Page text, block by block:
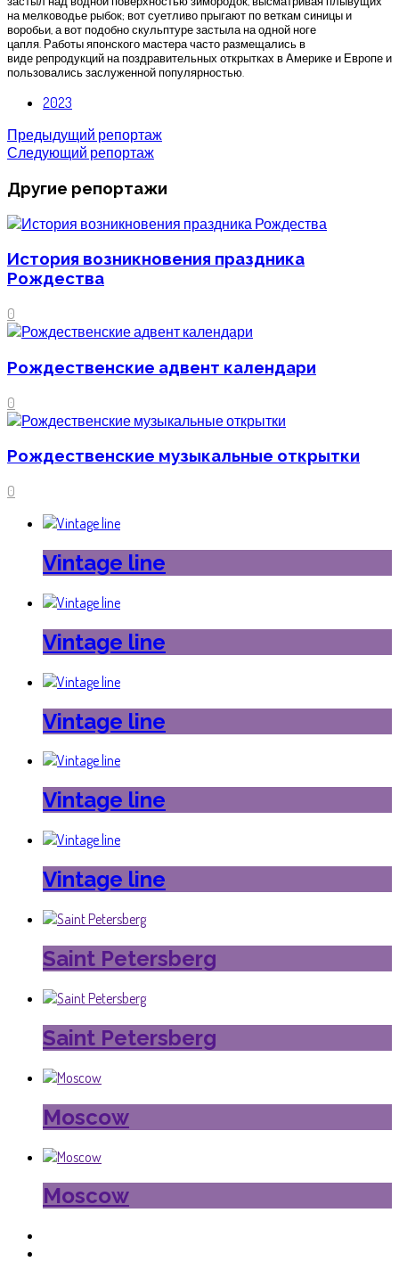
на мелководье рыбок; вот суетливо прыгают по веткам синицы и
воробьи, а вот подобно скульптуре застыла на одной ноге
цапля. Работы японского мастера часто размещались в
виде репродукций на поздравительных открытках в Америке и Европе и
пользовались заслуженной популярностью.
2023
Предыдущий репортаж
Следующий репортаж
Другие репортажи
История возникновения праздника
Рождества
0
Рождественские адвент календари
0
Рождественские музыкальные открытки
0
Vintage line
Vintage line
Vintage line
Vintage line
Vintage line
Saint Petersberg
Saint Petersberg
Moscow
Moscow